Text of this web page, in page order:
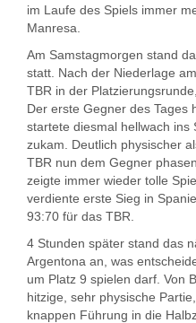
im Laufe des Spiels immer
Manresa.
Am Samstagmorgen stand
statt. Nach der Niederlage
TBR in der
Der erste Gegner des Tages
startete diesmal hellwach ins
zukam. Deutlich physischer
TBR nun dem Gegner
zeigte immer wieder tolle
verdiente erste Sieg in
93:70 für das TBR.
4 Stunden später stand das
Argentona an, was
um Platz 9 spielen darf. Von
hitzige, sehr physische
knappen Führung in die